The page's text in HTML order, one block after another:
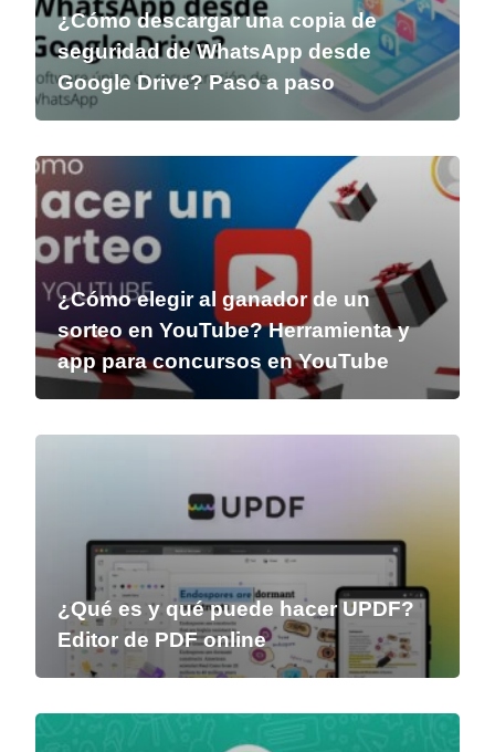
¿Cómo descargar una copia de
seguridad de WhatsApp desde
Google Drive? Paso a paso
¿Cómo elegir al ganador de un
sorteo en YouTube? Herramienta y
app para concursos en YouTube
¿Qué es y qué puede hacer UPDF?
Editor de PDF online